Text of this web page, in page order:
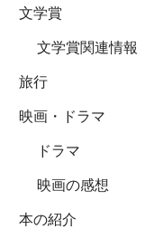
文学賞
文学賞関連情報
旅行
映画・ドラマ
ドラマ
映画の感想
本の紹介